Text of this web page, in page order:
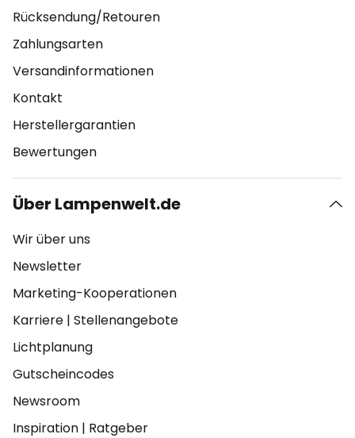
Rücksendung/Retouren
Zahlungsarten
Versandinformationen
Kontakt
Herstellergarantien
Bewertungen
Über Lampenwelt.de
Wir über uns
Newsletter
Marketing-Kooperationen
Karriere | Stellenangebote
Lichtplanung
Gutscheincodes
Newsroom
Inspiration | Ratgeber